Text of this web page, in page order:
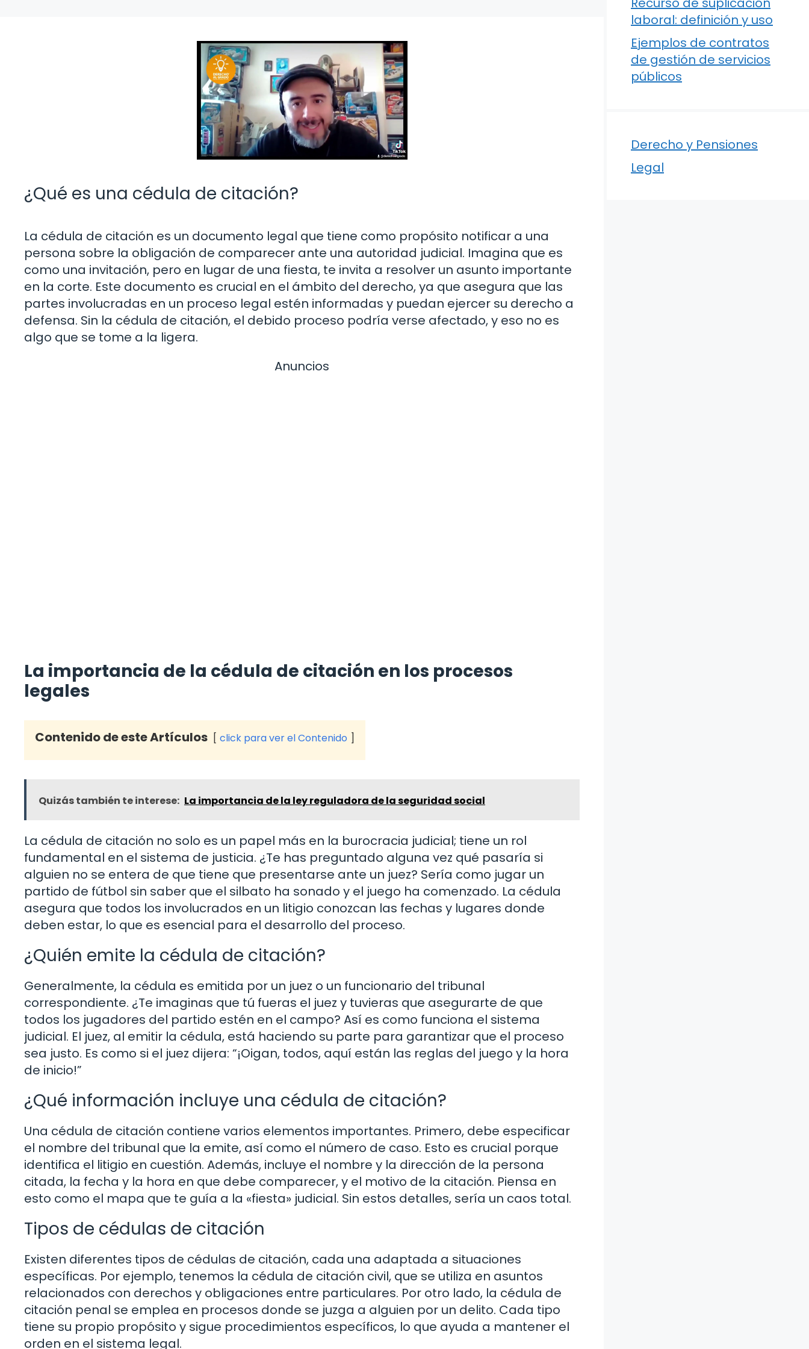
¿Qué es una cédula de citación?
La cédula de citación es un documento legal que tiene como propósito notificar a una
persona sobre la obligación de comparecer ante una autoridad judicial. Imagina que es
como una invitación, pero en lugar de una fiesta, te invita a resolver un asunto importante
en la corte. Este documento es crucial en el ámbito del derecho, ya que asegura que las
partes involucradas en un proceso legal estén informadas y puedan ejercer su derecho a
defensa. Sin la cédula de citación, el debido proceso podría verse afectado, y eso no es
algo que se tome a la ligera.
Anuncios
La importancia de la cédula de citación en los procesos
legales
Contenido de este Artículos click para ver el Contenido
Quizás también te interese: La importancia de la ley reguladora de la seguridad social
La cédula de citación no solo es un papel más en la burocracia judicial; tiene un rol
fundamental en el sistema de justicia. ¿Te has preguntado alguna vez qué pasaría si
alguien no se entera de que tiene que presentarse ante un juez? Sería como jugar un
partido de fútbol sin saber que el silbato ha sonado y el juego ha comenzado. La cédula
asegura que todos los involucrados en un litigio conozcan las fechas y lugares donde
deben estar, lo que es esencial para el desarrollo del proceso.
¿Quién emite la cédula de citación?
Generalmente, la cédula es emitida por un juez o un funcionario del tribunal
correspondiente. ¿Te imaginas que tú fueras el juez y tuvieras que asegurarte de que
todos los jugadores del partido estén en el campo? Así es como funciona el sistema
judicial. El juez, al emitir la cédula, está haciendo su parte para garantizar que el proceso
sea justo. Es como si el juez dijera: “¡Oigan, todos, aquí están las reglas del juego y la hora
de inicio!”
¿Qué información incluye una cédula de citación?
Una cédula de citación contiene varios elementos importantes. Primero, debe especificar
el nombre del tribunal que la emite, así como el número de caso. Esto es crucial porque
identifica el litigio en cuestión. Además, incluye el nombre y la dirección de la persona
citada, la fecha y la hora en que debe comparecer, y el motivo de la citación. Piensa en
esto como el mapa que te guía a la «fiesta» judicial. Sin estos detalles, sería un caos total.
Tipos de cédulas de citación
Existen diferentes tipos de cédulas de citación, cada una adaptada a situaciones
específicas. Por ejemplo, tenemos la cédula de citación civil, que se utiliza en asuntos
relacionados con derechos y obligaciones entre particulares. Por otro lado, la cédula de
citación penal se emplea en procesos donde se juzga a alguien por un delito. Cada tipo
tiene su propio propósito y sigue procedimientos específicos, lo que ayuda a mantener el
orden en el sistema legal.
laboral: definición y uso
Ejemplos de contratos
de gestión de servicios
públicos
Derecho y Pensiones
Legal